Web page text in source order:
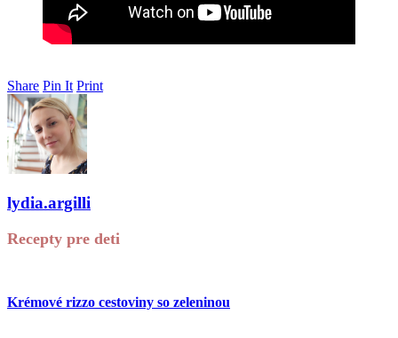
Share Pin It Print
lydia.argilli
Recepty pre deti
Krémové rizzo cestoviny so zeleninou